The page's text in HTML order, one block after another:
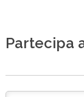
Partecipa